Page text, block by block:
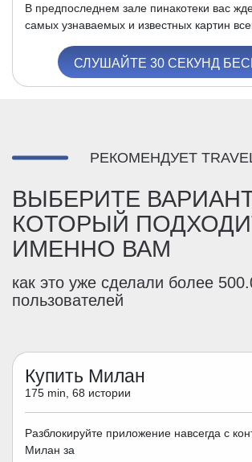
В предпоследнем зале пинакотеки вас
самых узнаваемых и известных картин
СЛУШАЙТЕ 30 СЕКУНД
РЕКОМЕНДУЕТ
ВЫБЕРИТЕ
КОТОРЫЙ
ИМЕННО ВАМ
как это уже сделали более
пользователей
Купить Милан
175 min, 68 истории
Разблокируйте приложение навсегда с
Милан за